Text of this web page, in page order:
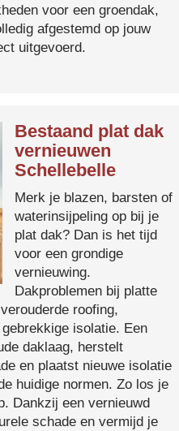
voor een groendak,
afgestemd op jouw
uitgevoerd.
Bestaand plat dak
vernieuwen
Schellebelle
Merk je blazen, barsten of
waterinsijpeling op bij je
plat dak? Dan is het tijd
voor een grondige
vernieuwing.
Dakproblemen bij platte
roofing,
isolatie. Een
daklaag, herstelt
en plaatst nieuwe isolatie
huidige normen. Zo los je
Dankzij een vernieuwd
schade en vermijd je